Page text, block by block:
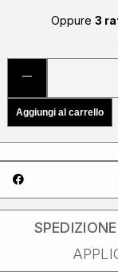
Oppure 3
Aggiungi al carrello